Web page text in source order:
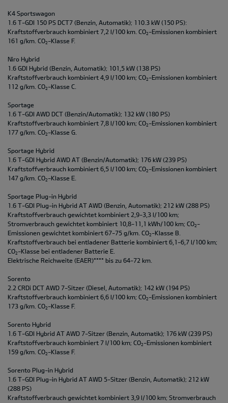
K4 Sportswagon
1.6 T-GDI 150 PS DCT7 (Benzin, Automatik); 110.3 kW (150 PS):
Kraftstoffverbrauch kombiniert 7,2 l/100 km. CO2 -Emissionen kombiniert
161 g/km. CO2 -Klasse F.
Niro Hybrid
1.6 GDI Hybrid (Benzin, Automatik); 101,5 kW (138 PS)
Kraftstoffverbrauch kombiniert 4,9 l/100 km; CO2 -Emissionen kombiniert
112 g/km. CO2 -Klasse C.
Sportage
1.6 T-GDI AWD DCT (Benzin/Automatik); 132 kW (180 PS)
Kraftstoffverbrauch kombiniert 7,8 l/100 km; CO2 -Emissionen kombiniert
177 g/km. CO2 -Klasse G.
Sportage Hybrid
1.6 T-GDI Hybrid AWD AT (Benzin/Automatik); 176 kW (239 PS)
Kraftstoffverbrauch kombiniert 6,5 l/100 km; CO2 -Emissionen kombiniert
147 g/km. CO2 -Klasse E.
Sportage Plug-in Hybrid
1.6 T-GDI Plug-in Hybrid AT AWD (Benzin, Automatik); 212 kW (288 PS)
Kraftstoffverbrauch gewichtet kombiniert 2,9-3,3 l/100 km;
Stromverbrauch gewichtet kombiniert 10,8-11,1 kWh/100 km; CO2 -
Emissionen gewichtet kombiniert 67-75 g/km. CO2 -Klasse B.
Kraftstoffverbrauch bei entladener Batterie kombiniert 6,1-6,7 l/100 km;
CO2 -Klasse bei entladener Batterie E.
Elektrische Reichweite (EAER)**** bis zu 64-72 km.
Sorento
2.2 CRDi DCT AWD 7-Sitzer (Diesel, Automatik); 142 kW (194 PS)
Kraftstoffverbrauch kombiniert 6,6 l/100 km; CO2 -Emissionen kombiniert
173 g/km. CO2 -Klasse F.
Sorento Hybrid
1.6 T-GDI Hybrid AT AWD 7-Sitzer (Benzin, Automatik); 176 kW (239 PS)
Kraftstoffverbrauch kombiniert 7 l/100 km; CO2 -Emissionen kombiniert
159 g/km. CO2 -Klasse F.
Sorento Plug-in Hybrid
1.6 T-GDI Plug-in Hybrid AT AWD 5-Sitzer (Benzin, Automatik); 212 kW
(288 PS)
Kraftstoffverbrauch gewichtet kombiniert 3,9 l/100 km; Stromverbrauch